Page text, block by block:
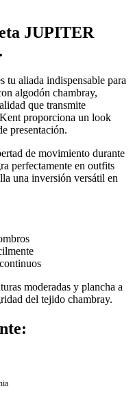
JUPITER
tu aliada indispensable para
algodón chambray,
que transmite
proporciona un look
presentación.
de movimiento durante
perfectamente en outfits
una inversión versátil en
moderadas y plancha a
del tejido chambray.